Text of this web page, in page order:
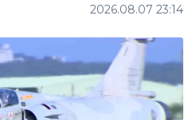
2026.08.07 23:14